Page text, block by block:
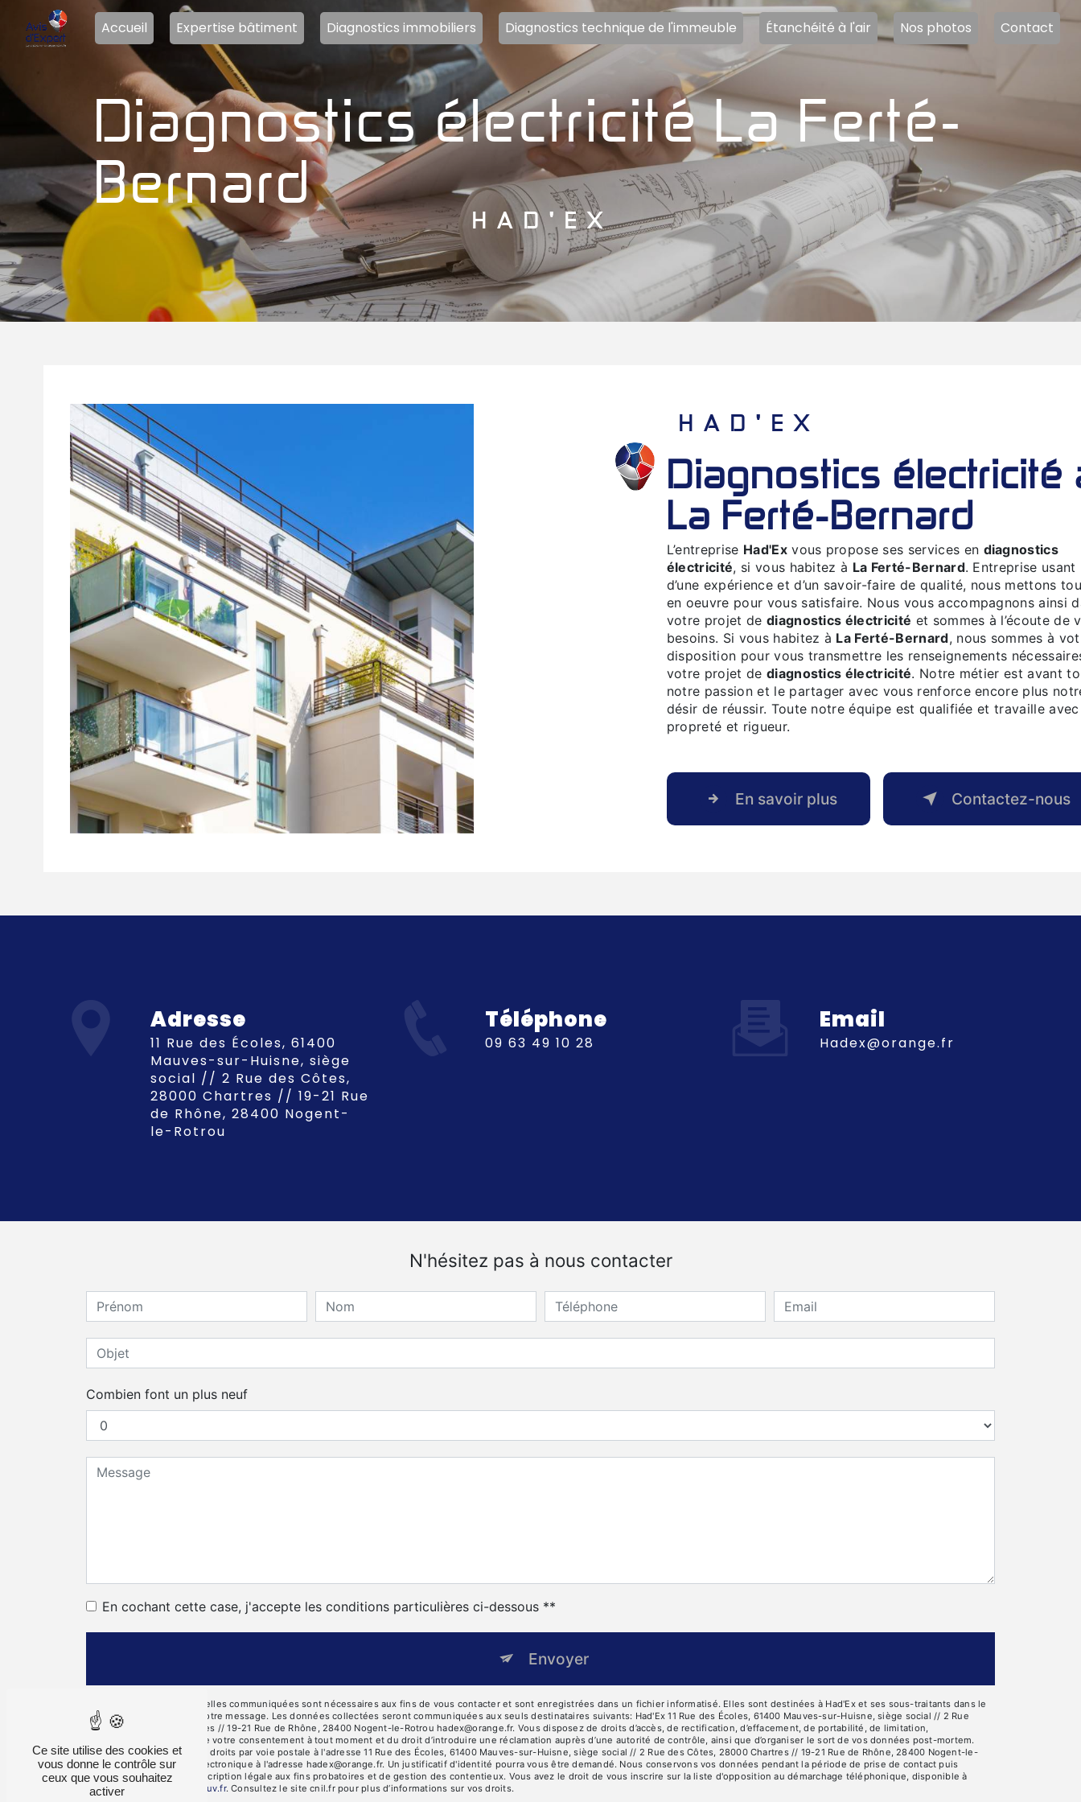
Accueil Expertise bâtiment Diagnostics immobiliers Diagnostics technique de l'immeuble Étanchéité à l'air Nos photos Contact
diagnostics électricité La Ferté-
Bernard
HAD'EX
HAD'EX
diagnostics électricité à
La Ferté-Bernard
L’entreprise Had'Exvous propose ses services en diagnostics
électricité, si vous habitez à La Ferté-Bernard. Entreprise usant
d’une expérience et d’un savoir-faire de qualité, nous mettons
en oeuvre pour vous satisfaire. Nous vous accompagnons ainsi
votre projet de diagnostics électricité et sommes à l’écoute de
besoins. Si vous habitez à La Ferté-Bernard, nous sommes à
disposition pour vous transmettre les renseignements
votre projet de diagnostics électricité. Notre métier est avant
notre passion et le partager avec vous renforce encore plus
désir de réussir. Toute notre équipe est qualifiée et travaille avec
propreté et rigueur.
En savoir plus Contactez-nous
Adresse
11 Rue des Écoles, 61400
Mauves-sur-Huisne, siège
social // 2 Rue des Côtes,
28000 Chartres // 19-21 Rue
de Rhône, 28400 Nogent-
le-Rotrou
Téléphone
09 63 49 10 28
Email
hadex@orange.fr
N'hésitez pas à nous contacter
Combien font un plus neuf
En cochant cette case, j'accepte les conditions particulières ci-dessous **
Envoyer
** Les données personnelles communiquées sont nécessaires aux fins de vous contacter et sont enregistrées dans un fichier informatisé. Elles sont destinées à Had'Ex et ses sous-traitants dans le
seul but de répondre à votre message. Les données collectées seront communiquées aux seuls destinataires suivants: Had'Ex 11 Rue des Écoles, 61400 Mauves-sur-Huisne, siège social // 2 Rue
des Côtes, 28000 Chartres // 19-21 Rue de Rhône, 28400 Nogent-le-Rotrou hadex@orange.fr. Vous disposez de droits d’accès, de rectification, d’effacement, de portabilité, de limitation,
d’opposition, de retrait de votre consentement à tout moment et du droit d’introduire une réclamation auprès d’une autorité de contrôle, ainsi que d’organiser le sort de vos données post-mortem.
Vous pouvez exercer ces droits par voie postale à l'adresse 11 Rue des Écoles, 61400 Mauves-sur-Huisne, siège social // 2 Rue des Côtes, 28000 Chartres // 19-21 Rue de Rhône, 28400 Nogent-le-
Rotrou ou par courrier électronique à l'adresse hadex@orange.fr. Un justificatif d'identité pourra vous être demandé. Nous conservons vos données pendant la période de prise de contact puis
pendant la durée de prescription légale aux fins probatoires et de gestion des contentieux. Vous avez le droit de vous inscrire sur la liste d'opposition au démarchage téléphonique, disponible à
cette adresse:
Bloctel.gouv.fr. Consultez le site cnil.fr pour plus d’informations sur vos droits.
Panneau de gestion des cookies
Ce site utilise des cookies et
vous donne le contrôle sur
ceux que vous souhaitez
activer